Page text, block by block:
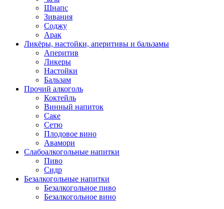
Шнапс
Зивания
Соджу
Арак
Ликёры, настойки, аперитивы и бальзамы
Аперитив
Ликеры
Настойки
Бальзам
Прочий алкоголь
Коктейль
Винный напиток
Саке
Сетю
Плодовое вино
Авамори
Слабоалкогольные напитки
Пиво
Сидр
Безалкогольные напитки
Безалкогольное пиво
Безалкогольное вино